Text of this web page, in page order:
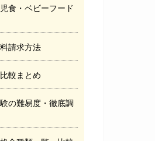
食・ベビーフード
請求方法
較まとめ
の難易度・徹底調